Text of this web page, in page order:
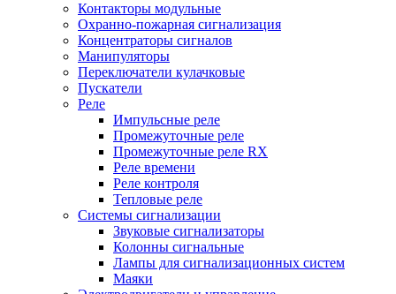
Контакторы модульные
Охранно-пожарная сигнализация
Концентраторы сигналов
Манипуляторы
Переключатели кулачковые
Пускатели
Реле
Импульсные реле
Промежуточные реле
Промежуточные реле RX
Реле времени
Реле контроля
Тепловые реле
Системы сигнализации
Звуковые сигнализаторы
Колонны сигнальные
Лампы для сигнализационных систем
Маяки